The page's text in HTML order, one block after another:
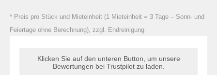
* Preis pro Stück und Mieteinheit (1 Mieteinheit = 3 Tage – Sonn- und
Feiertage ohne Berechnung), zzgl. Endreinigung
Klicken Sie auf den unteren Button, um unsere
Bewertungen bei Trustpilot zu laden.